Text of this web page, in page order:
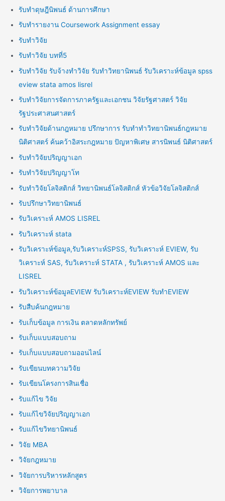
รับทำดุษฎีนิพนธ์ ด้านการศึกษา
รับทำรายงาน Coursework Assignment essay
รับทำวิจัย
รับทำวิจัย บทที่5
รับทำวิจัย รับจ้างทำวิจัย รับทำวิทยานิพนธ์ รับวิเคราะห์ข้อมูล spss
eview stata amos lisrel
รับทำวิจัยการจัดการภาครัฐและเอกชน วิจัยรัฐศาสตร์ วิจัย
รัฐประศาสนศาสตร์
รับทำวิจัยด้านกฎหมาย ปรึกษาการ รับทำทำวิทยานิพนธ์กฎหมาย
นิติศาสตร์ ค้นคว้าอิสระกฎหมาย ปัญหาพิเศษ สารนิพนธ์ นิติศาสตร์
รับทำวิจัยปริญญาเอก
รับทำวิจัยปริญญาโท
รับทำวิจัยโลจิสติกส์ วิทยานิพนธ์โลจิสติกส์ หัวข้อวิจัยโลจิสติกส์
รับปรึกษาวิทยานิพนธ์
รับวิเคราะห์ AMOS LISREL
รับวิเคราะห์ stata
รับวิเคราะห์ข้อมูล,รับวิเคราะห์SPSS, รับวิเคราะห์ EVIEW, รับ
วิเคราะห์ SAS, รับวิเคราะห์ STATA , รับวิเคราะห์ AMOS และ
LISREL
รับวิเคราะห์ข้อมูลEVIEW รับวิเคราะห์EVIEW รับทำEVIEW
รับสืบค้นกฎหมาย
รับเก็บข้อมูล การเงิน ตลาดหลักทรัพย์
รับเก็บแบบสอบถาม
รับเก็บแบบสอบถามออนไลน์
รับเขียนบทความวิจัย
รับเขียนโครงการสินเชื่อ
รับแก้ไข วิจัย
รับแก้ไขวิจัยปริญญาเอก
รับแก้ไขวิทยานิพนธ์
วิจัย MBA
วิจัยกฎหมาย
วิจัยการบริหารหลักสูตร
วิจัยการพยาบาล